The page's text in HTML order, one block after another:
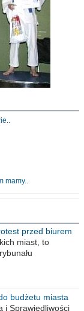
mamy..
przed biurem
miast, to
budżetu miasta
i Sprawiedliwości